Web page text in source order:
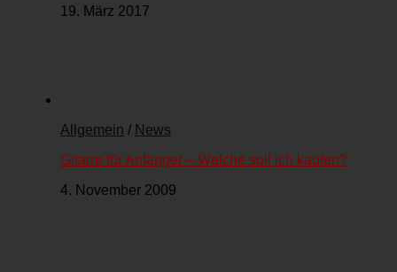
19. März 2017
Allgemein / News
Gitarre für Anfänger – Welche soll ich kaufen?
4. November 2009